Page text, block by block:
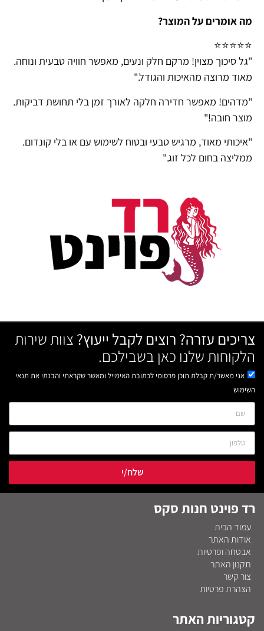
מה אומרים על המוצר?
⭐⭐⭐⭐⭐
"גל סיכוך מצוין! מרקם חלק ונעים, מאפשר חוויה טבעית ונוחה.
מאוד מרוצה מהאיכות והגודל."
"מדהים! מאפשר חדירה חלקה לאורך זמן בלי תחושת דביקות.
מוצר חובה!"
"איכותי מאוד, מרגיש טבעי ובטוח לשימוש עם או בלי קונדום.
ממליצה בחום לכל זוג."
צריכים עזרה? רוצים לקבל ייעוץ? צוות שירות
הלקוחות שלנו כאן בשבילכם.
אני מאשר/ת קבלת תוכן פרסומי לכתובת האימייל ומאשר שקראתי והבנתי את תנאי
השימוש
שלח/י
רד פוינט חנות סקס
עמוד הבית
אודות האתר
אבטחה ופרטיות
תקנון האתר
צור קשר
הצהרת פרטיות
קטגוריות האתר